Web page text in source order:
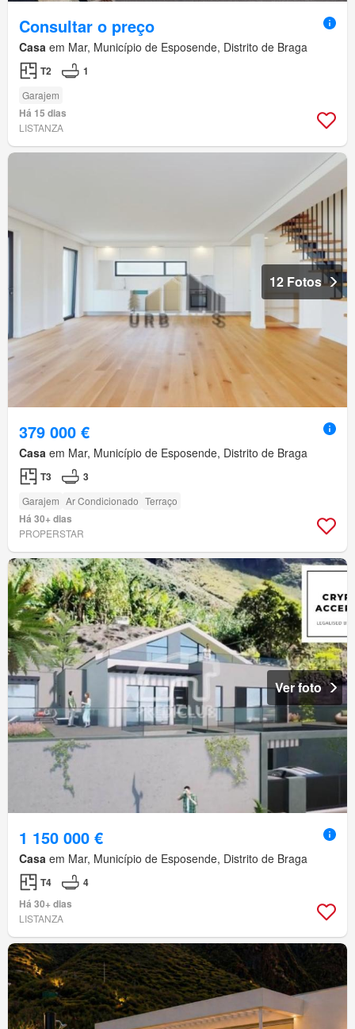
Consultar o preço
Casa em Mar, Município de Esposende, Distrito de Braga
T2 1
Garajem
Há 15 dias
LISTANZA
12 Fotos
379 000 €
Casa em Mar, Município de Esposende, Distrito de Braga
T3 3
Garajem Ar Condicionado Terraço
Há 30+ dias
PROPERSTAR
Ver foto
1 150 000 €
Casa em Mar, Município de Esposende, Distrito de Braga
T4
4
Há 30+ dias
LISTANZA